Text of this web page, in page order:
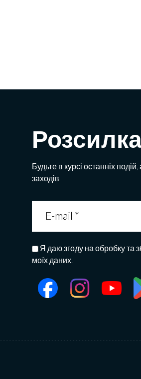
Будьте в курсі останніх подій,
заходів
Я даю згоду на обробку та
моїх даних.